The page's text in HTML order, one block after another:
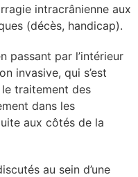
intracrânienne aux
(décès, handicap).
passant par l’intérieur
invasive, qui s’est
traitement des
dans les
aux côtés de la
au sein d’une